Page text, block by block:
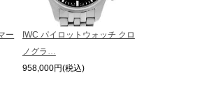
ー
IWC パイロットウォッチ クロ
ノグラ…
958,000円(税込)